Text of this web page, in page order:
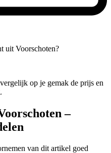
uit Voorschoten?
op je gemak de prijs en
–
van dit artikel goed